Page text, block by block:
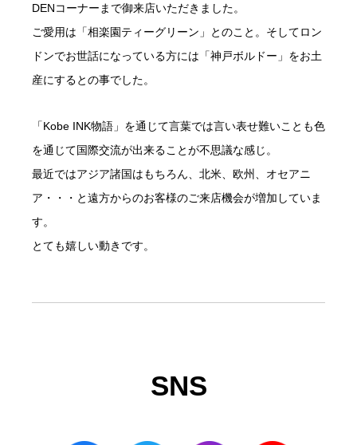
DENコーナーまで御来店いただきました。
ご愛用は「相楽園ティーグリーン」とのこと。そしてロン
ドンでお世話になっている方には「神戸ボルドー」をお土
産にするとの事でした。
「Kobe INK物語」を通じて言葉では言い表せ難いことも色
を通じて国際交流が出来ることが不思議な感じ。
最近ではアジア諸国はもちろん、北米、欧州、オセアニ
ア・・・と遠方からのお客様のご来店機会が増加していま
す。
とても嬉しい動きです。
SNS